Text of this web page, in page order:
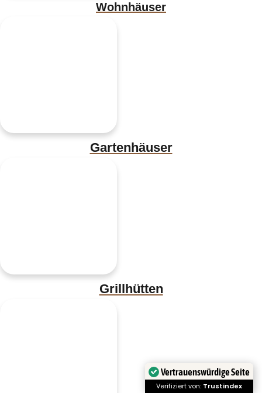
Wohnhäuser
Gartenhäuser
Grillhütten
Vertrauenswürdige Seite
Verifiziert von: Trustindex